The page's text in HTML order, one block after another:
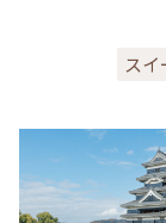
スイ